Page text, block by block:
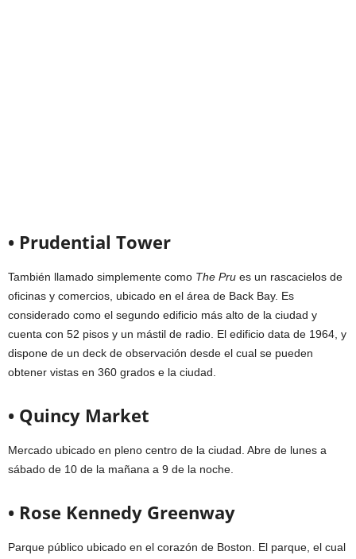
• Prudential Tower
También llamado simplemente como The Pru es un rascacielos de
oficinas y comercios, ubicado en el área de Back Bay. Es
considerado como el segundo edificio más alto de la ciudad y
cuenta con 52 pisos y un mástil de radio. El edificio data de 1964, y
dispone de un deck de observación desde el cual se pueden
obtener vistas en 360 grados e la ciudad.
• Quincy Market
Mercado ubicado en pleno centro de la ciudad. Abre de lunes a
sábado de 10 de la mañana a 9 de la noche.
• Rose Kennedy Greenway
Parque público ubicado en el corazón de Boston. El parque, el cual